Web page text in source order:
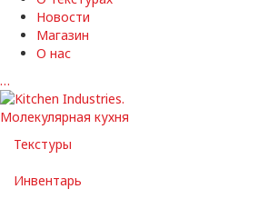
Новости
Магазин
О нас
…
Текстуры
Инвентарь